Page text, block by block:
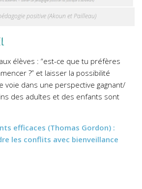
positive (Akoun et Pailleau)
aux élèves : “est-ce que tu préfères
?” et laisser la possibilité
voie dans une perspective gagnant/
des adultes et des enfants sont
efficaces (Thomas Gordon) :
les conflits avec bienveillance